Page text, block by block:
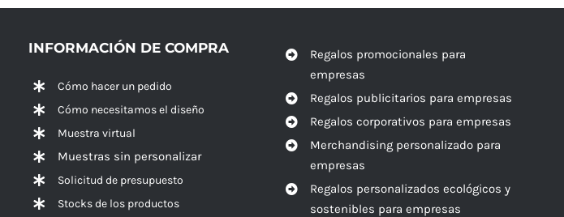
INFORMACIÓN DE COMPRA
Cómo hacer un pedido
Cómo necesitamos el diseño
Muestra virtual
Muestras sin personalizar
Solicitud de presupuesto
Stocks de los productos
Regalos promocionales para
empresas
Regalos publicitarios para empresas
Regalos corporativos para empresas
Merchandising personalizado para
empresas
Regalos personalizados ecológicos y
sostenibles para empresas